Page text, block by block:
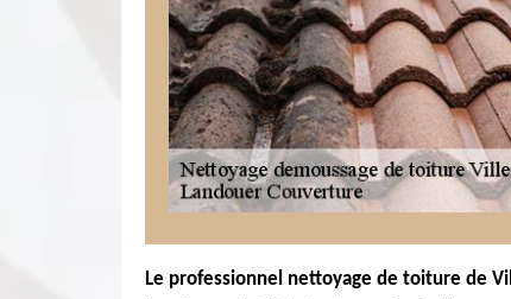
Le professionnel nettoyage de toiture de